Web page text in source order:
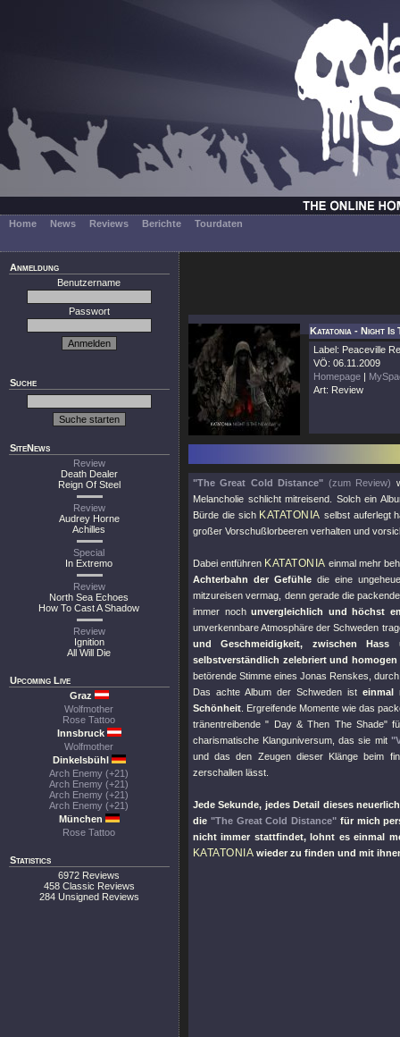
Home News Reviews Berichte Tourdaten
Anmeldung
Benutzername
Passwort
Suche
SiteNews
Review
Death Dealer
Reign Of Steel
Review
Audrey Horne
Achilles
Special
In Extremo
Review
North Sea Echoes
How To Cast A Shadow
Review
Ignition
All Will Die
Upcoming Live
Graz
Wolfmother
Rose Tattoo
Innsbruck
Wolfmother
Dinkelsbühl
Arch Enemy (+21)
Arch Enemy (+21)
Arch Enemy (+21)
Arch Enemy (+21)
München
Rose Tattoo
Statistics
6972 Reviews
458 Classic Reviews
284 Unsigned Reviews
Katatonia - Night Is
Label: Peaceville
VÖ: 06.11.2009
Homepage |
Art: Review
"The Great Cold Distance" (zum Review)
Melancholie schlicht mitreisend. Solch ein
Bürde die sich KATATONIA selbst auferlegt
großer Vorschußlorbeeren verhalten und
Dabei entführen KATATONIA einmal mehr
Achterbahn der Gefühle die eine
mitzureisen vermag, denn gerade die
immer nochunvergleichlich und höchst
unverkennbare Atmosphäre der Schweden
und Geschmeidigkeit, zwischen
selbstverständlich zelebriert und
betörende Stimme eines Jonas Renskes,
Das achte Album der Schweden isteinmal
Schönheit . Ergreifende Momente wie das
tränentreibende" Day & Then The Shade"
charismatische Klanguniversum, das sie mit
und das den Zeugen dieser Klänge beim
zerschallen lässt.
Jede Sekunde, jedes Detail dieses
die "The Great Cold Distance" für mich
nicht immer stattfindet, lohnt es einmal
KATATONIA wieder zu finden und mit